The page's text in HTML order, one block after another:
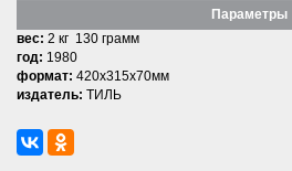
Параметры
вес: 2 кг 130 грамм
год: 1980
формат: 420x315x70мм
издатель: ТИЛЬ